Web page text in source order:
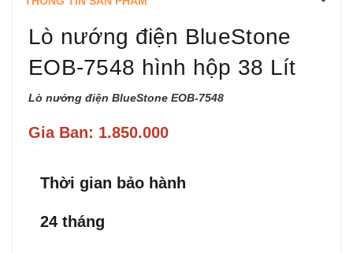
Lò nướng điện BlueStone
EOB-7548 hình hộp 38 Lít
Lò nướng điện BlueStone EOB-7548
Gia Ban: 1.850.000
Thời gian bảo hành
24 tháng